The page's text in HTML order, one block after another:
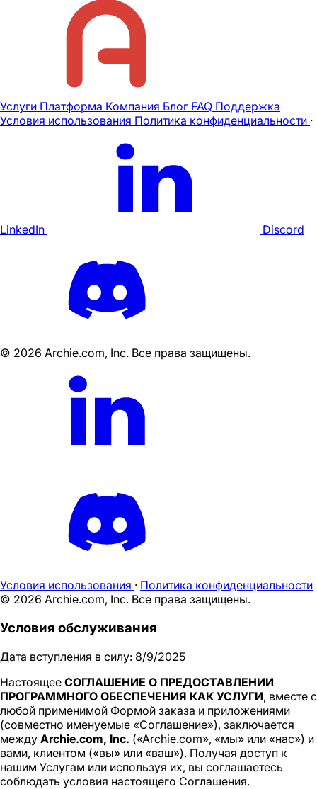
Услуги Платформа Компания Блог FAQ Поддержка
Условия использования Политика конфиденциальности ·
LinkedIn Discord
© 2026 Archie.com, Inc. Все права защищены.
Условия использования · Политика конфиденциальности
© 2026 Archie.com, Inc. Все права защищены.
Условия обслуживания
Дата вступления в силу: 8/9/2025
Настоящее СОГЛАШЕНИЕ О ПРЕДОСТАВЛЕНИИ
ПРОГРАММНОГО ОБЕСПЕЧЕНИЯ КАК УСЛУГИ, вместе с
любой применимой Формой заказа и приложениями
(совместно именуемые «Соглашение»), заключается
между Archie.com, Inc. («Archie.com», «мы» или «нас») и
вами, клиентом («вы» или «ваш»). Получая доступ к
нашим Услугам или используя их, вы соглашаетесь
соблюдать условия настоящего Соглашения.